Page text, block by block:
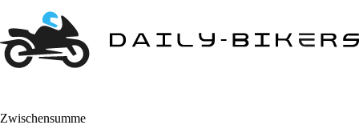
Zwischensumme